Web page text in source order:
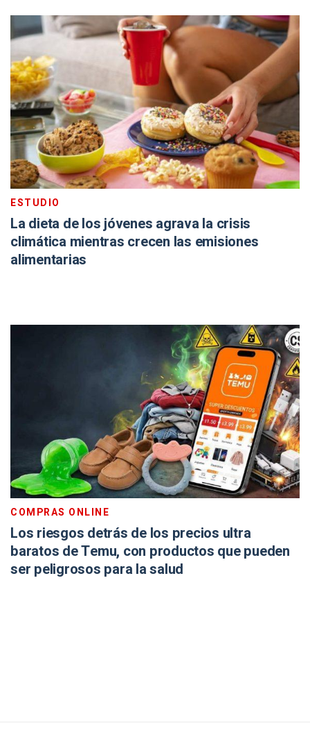
ESTUDIO
La dieta de los jóvenes agrava la crisis
climática mientras crecen las emisiones
alimentarias
COMPRAS ONLINE
Los riesgos detrás de los precios ultra
baratos de Temu, con productos que pueden
ser peligrosos para la salud